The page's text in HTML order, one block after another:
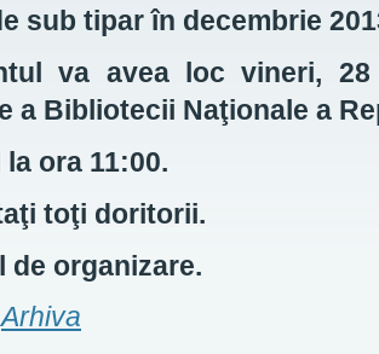
sub tipar în decembrie
va avea loc vineri,
a Bibliotecii Naţionale a
ora 11:00.
toţi doritorii.
de organizare.
Arhiva